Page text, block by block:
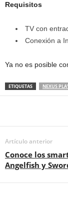
Requisitos
TV con
Conexión a
Ya no es posible
ETIQUETAS NEXUS
Artículo anterior
Conoce los
Angelfish y